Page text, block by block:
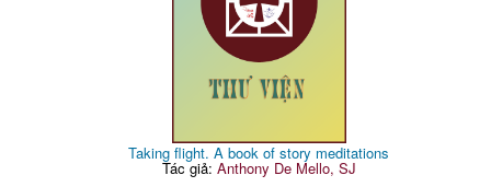
Taking flight. A book of story meditations
Tác giả: Anthony De Mello, SJ